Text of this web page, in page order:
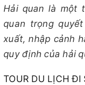
Hải quan là một
quan trọng
xuất, nhập cảnh
quy định của hải
TOUR DU LỊCH ĐI